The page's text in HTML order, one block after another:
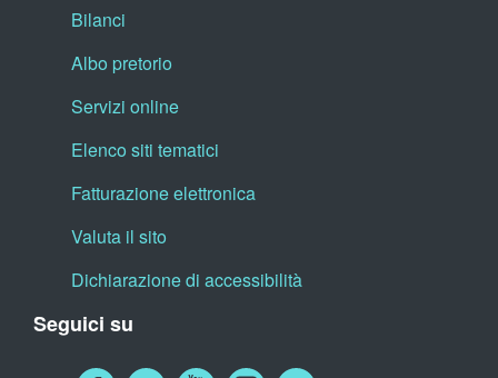
Bilanci
Albo pretorio
Servizi online
Elenco siti tematici
Fatturazione elettronica
Valuta il sito
Dichiarazione di accessibilità
Seguici su